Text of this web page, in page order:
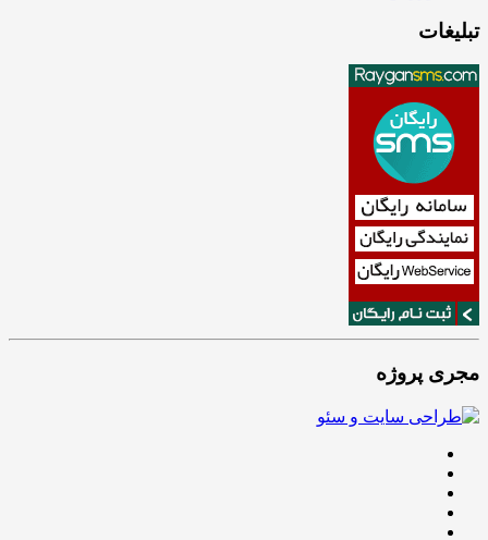
تبلیغات
مجری پروژه